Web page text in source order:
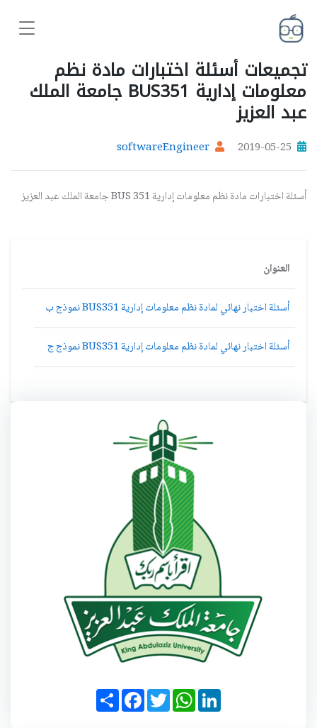
تجميعات أسئلة اختبارات مادة نظم
معلومات إدارية BUS351 جامعة الملك
عبد العزيز
2019-05-25
softwareEngineer
أسئلة اختبارات مادة نظم معلومات إدارية BUS 351 جامعة الملك عبد العزيز
العنوان
أسئلة اختبار نهائي لمادة نظم معلومات إدارية BUS351 نموذج ب
أسئلة اختبار نهائي لمادة نظم معلومات إدارية BUS351 نموذج ج
S
h
a
F
a
c
T
w
i
W
h
a
L
i
n